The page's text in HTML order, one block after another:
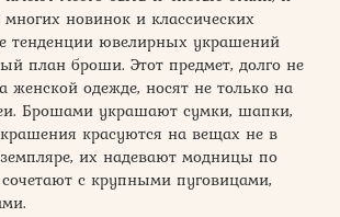
многих новинок и классических
тенденции ювелирных украшений
план броши. Этот предмет, долго не
женской одежде, носят не только на
Брошами украшают сумки, шапки,
красуются на вещах не в
их надевают модницы по
с крупными пуговицами,